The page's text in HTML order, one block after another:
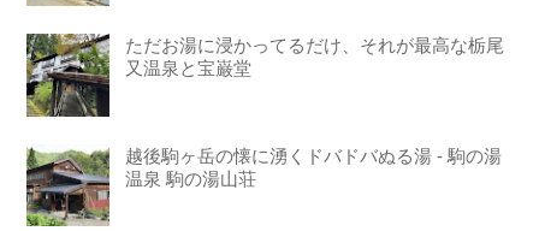
ただお湯に浸かってるだけ、それが最高な栃尾
又温泉と宝巌堂
越後駒ヶ岳の懐に湧くドバドバぬる湯 - 駒の湯
温泉 駒の湯山荘